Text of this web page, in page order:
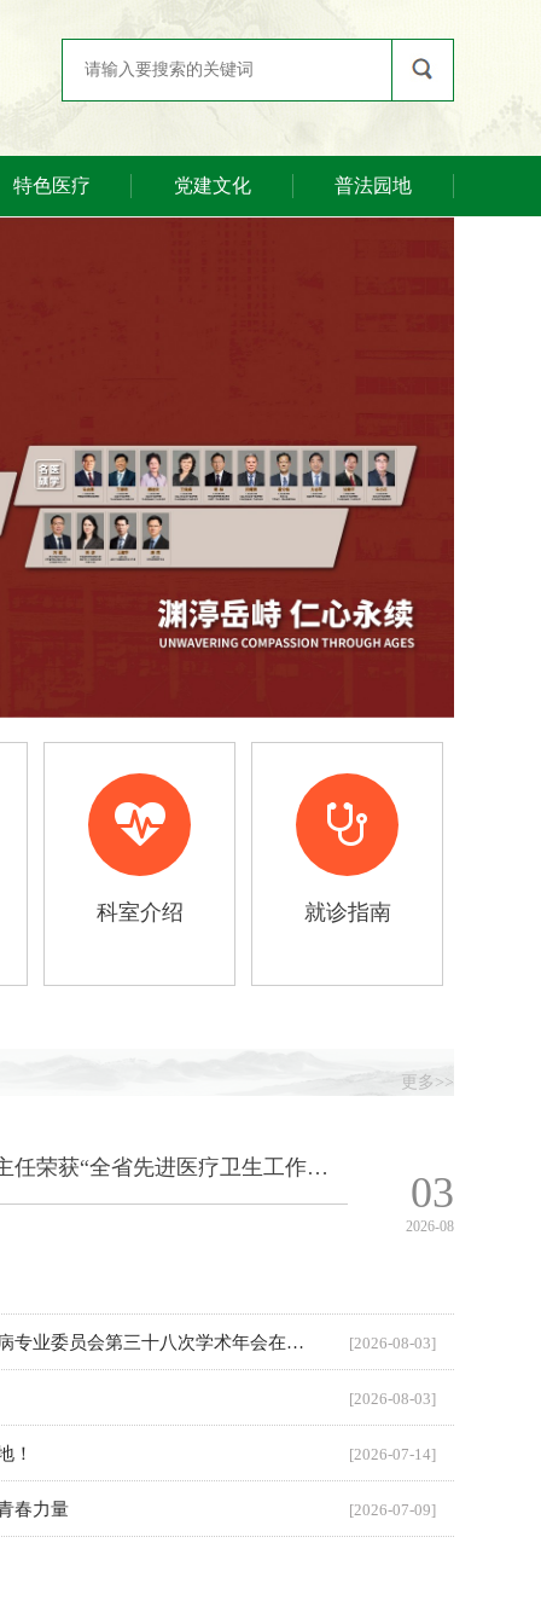
特色医疗 党建文化 普法园地
科室介绍 就诊指南
更多>>
祝贺！我院心血管科吴溧兴主任荣获“全省先进医疗卫生工作者”称号
03
2026-08
中国中西医结合学会消化系统疾病专业委员会第三十八次学术年会在南京举行 [2026-08-03]
[2026-08-03]
！ [2026-07-14]
春力量 [2026-07-09]